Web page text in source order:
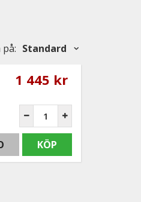
på: Standard
1 445 kr
KÖP